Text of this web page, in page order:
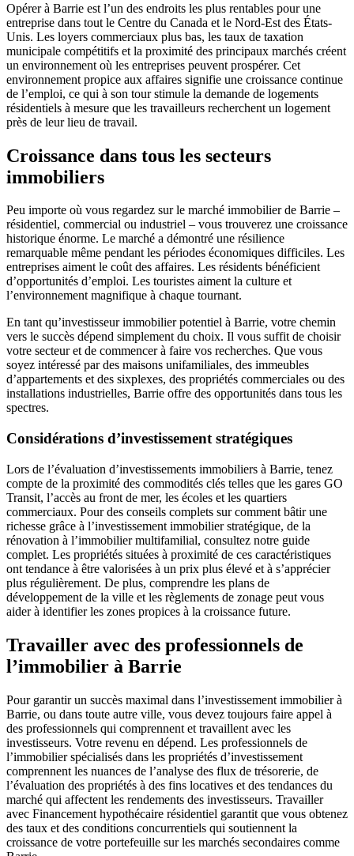
Opérer à Barrie est l’un des endroits les plus rentables pour une
entreprise dans tout le Centre du Canada et le Nord-Est des États-
Unis. Les loyers commerciaux plus bas, les taux de taxation
municipale compétitifs et la proximité des principaux marchés créent
un environnement où les entreprises peuvent prospérer. Cet
environnement propice aux affaires signifie une croissance continue
de l’emploi, ce qui à son tour stimule la demande de logements
résidentiels à mesure que les travailleurs recherchent un logement
près de leur lieu de travail.
Croissance dans tous les secteurs
immobiliers
Peu importe où vous regardez sur le marché immobilier de Barrie –
résidentiel, commercial ou industriel – vous trouverez une croissance
historique énorme. Le marché a démontré une résilience
remarquable même pendant les périodes économiques difficiles. Les
entreprises aiment le coût des affaires. Les résidents bénéficient
d’opportunités d’emploi. Les touristes aiment la culture et
l’environnement magnifique à chaque tournant.
En tant qu’investisseur immobilier potentiel à Barrie, votre chemin
vers le succès dépend simplement du choix. Il vous suffit de choisir
votre secteur et de commencer à faire vos recherches. Que vous
soyez intéressé par des maisons unifamiliales, des immeubles
d’appartements et des sixplexes, des propriétés commerciales ou des
installations industrielles, Barrie offre des opportunités dans tous les
spectres.
Considérations d’investissement stratégiques
Lors de l’évaluation d’investissements immobiliers à Barrie, tenez
compte de la proximité des commodités clés telles que les gares GO
Transit, l’accès au front de mer, les écoles et les quartiers
commerciaux. Pour des conseils complets sur comment bâtir une
richesse grâce à l’investissement immobilier stratégique, de la
rénovation à l’immobilier multifamilial, consultez notre guide
complet. Les propriétés situées à proximité de ces caractéristiques
ont tendance à être valorisées à un prix plus élevé et à s’apprécier
plus régulièrement. De plus, comprendre les plans de
développement de la ville et les règlements de zonage peut vous
aider à identifier les zones propices à la croissance future.
Travailler avec des professionnels de
l’immobilier à Barrie
Pour garantir un succès maximal dans l’investissement immobilier à
Barrie, ou dans toute autre ville, vous devez toujours faire appel à
des professionnels qui comprennent et travaillent avec les
investisseurs. Votre revenu en dépend. Les professionnels de
l’immobilier spécialisés dans les propriétés d’investissement
comprennent les nuances de l’analyse des flux de trésorerie, de
l’évaluation des propriétés à des fins locatives et des tendances du
marché qui affectent les rendements des investisseurs. Travailler
avec Financement hypothécaire résidentiel garantit que vous obtenez
des taux et des conditions concurrentiels qui soutiennent la
croissance de votre portefeuille sur les marchés secondaires comme